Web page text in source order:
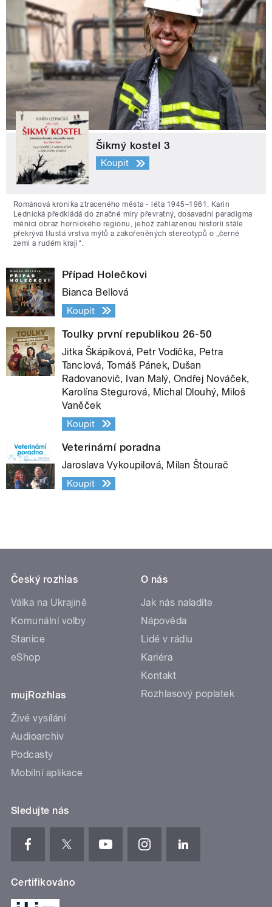
Šikmý kostel 3
Koupit
Románová kronika ztraceného města - léta 1945–1961. Karin
Lednická předkládá do značné míry převratný, dosavadní paradigma
měnící obraz hornického regionu, jehož zahlazenou historii stále
překrývá tlustá vrstva mýtů a zakořeněných stereotypů o „černé
zemi a rudém kraji“.
Případ Holečkovi
Bianca Bellová
Koupit
Toulky první republikou 26-50
Jitka Škápíková, Petr Vodička, Petra
Tanclová, Tomáš Pánek, Dušan
Radovanovič, Ivan Malý, Ondřej Nováček,
Karolína Stegurová, Michal Dlouhý, Miloš
Vaněček
Koupit
Veterinární poradna
Jaroslava Vykoupilová, Milan Štourač
Koupit
Český rozhlas
Válka na Ukrajině
Komunální volby
Stanice
eShop
mujRozhlas
Živé vysílání
Audioarchiv
Podcasty
Mobilní aplikace
O nás
Jak nás naladíte
Nápověda
Lidé v rádiu
Kariéra
Kontakt
Rozhlasový poplatek
Sledujte nás
Certifikováno